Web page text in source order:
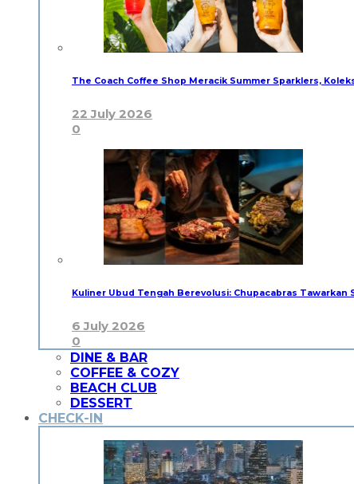
The Coach Coffee Shop Meracik Summer Sparklers,
22 July 2026
0
Kuliner Ubud Tengah Berevolusi: Chupacabras Tawarkan
6 July 2026
0
DINE & BAR
COFFEE & COZY
BEACH CLUB
DESSERT
CHECK-IN